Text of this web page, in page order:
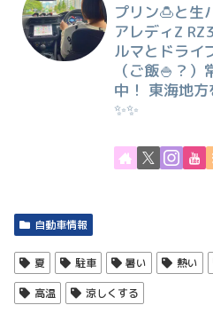
プリン🍮と生
アレディZ
ルマとドライ
（ご飯🍚？
中！ 東海地
✨✨
自動車情報
夏 駐車 暑い 熱い
高温
涼しくする